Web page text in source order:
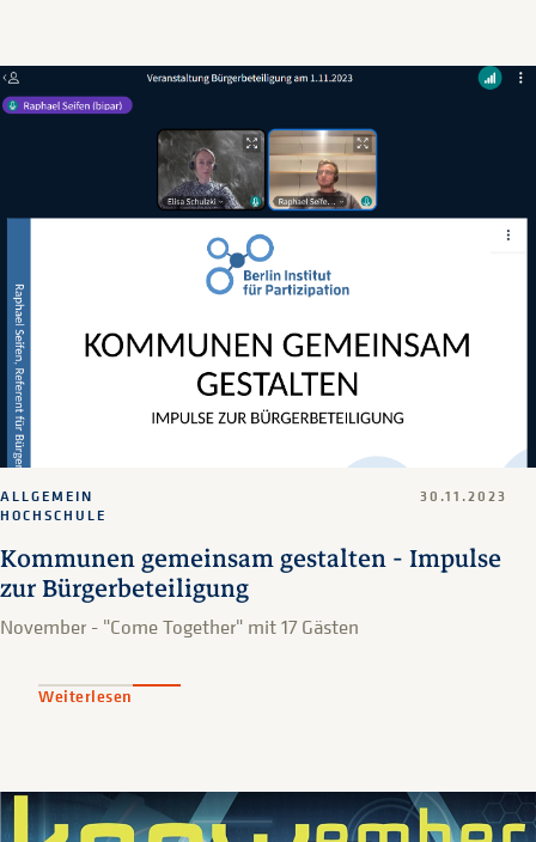
Kommunen gemeinsam gestalten - Impulse
zur Bürgerbeteiligung
ALLGEMEIN
HOCHSCHULE
30.11.2023
November - "Come Together" mit 17 Gästen
Weiterlesen